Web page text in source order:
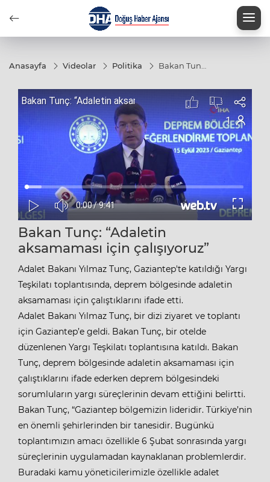
Anasayfa Videolar Politika
Bakan Tunç:
çalışıyoruz”
Bakan Tunç: “Adaletin
aksamaması için çalışıyoruz”
Adalet Bakanı Yılmaz Tunç, Gaziantep'te katıldığı Yargı
Teşkilatı toplantısında, deprem bölgesinde adaletin
aksamaması için çalıştıklarını ifade etti.
Adalet Bakanı Yılmaz Tunç, bir dizi ziyaret ve toplantı
için Gaziantep’e geldi. Bakan Tunç, bir otelde
düzenlenen Yargı Teşkilatı toplantısına katıldı. Bakan
Tunç, deprem bölgesinde adaletin aksamaması için
çalıştıklarını ifade ederken deprem bölgesindeki
sorumluların yargı süreçlerinin devam ettiğini belirtti.
Bakan Tunç, “Gaziantep bölgemizin lideridir. Türkiye’nin
en önemli şehirlerinden bir tanesidir. Bugünkü
toplantımızın amacı özellikle 6 Şubat sonrasında yargı
süreçlerinin uygulamadan kaynaklanan problemlerdir.
Buradaki kamu yöneticilerimizle özellikle adalet